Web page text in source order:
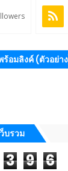
อมลิงค์ (ตัวอย่า
บรวม
3 9 6